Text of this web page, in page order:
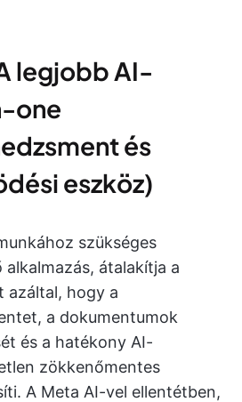
legjobb AI-
one
és
eszköz)
szükséges
átalakítja a
azáltal, hogy a
a dokumentumok
és a hatékony AI-
zökkenőmentes
A Meta AI-vel ellentétben,